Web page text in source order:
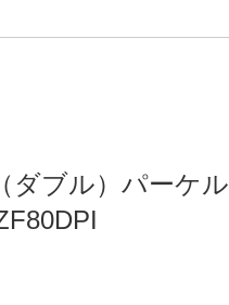
ダブル）パーケル